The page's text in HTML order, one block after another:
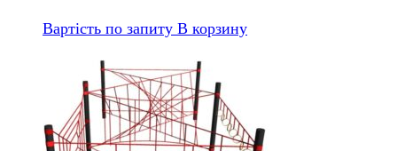
Вартість по запиту В корзину